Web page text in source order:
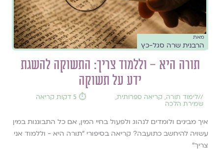
מאת
הרבנית שרה סגל-כץ
תורה היא – וללמוד צריך: התשוקה להשגת
ידע על תשוקה
//לימוד תורה, קריאה ספרותית,
שמירת הלכה
⏱️ 5 דקות קריאה
איך מבינים ולומדים לנהוג ולפעול בחיי המין, אם כל התבוננות במין
עשויה להיחשב כתועבה? קריאה בסיפורי "תורה היא - וללמוד אני
צריך"